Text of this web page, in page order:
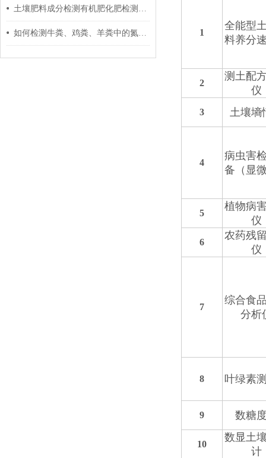
土壤肥料成分检测有机肥化肥检测流程？如何取样，费用如何？
如何检测牛粪、鸡粪、羊粪中的氮磷钾含量 1
全能型
料养分
2
测土配
仪
3 土壤墒
4
病虫害
备（显
5
植物病
仪
6
农药残
仪
7
综合食
分析
8 叶绿素
9 数糖
10
数显土
计